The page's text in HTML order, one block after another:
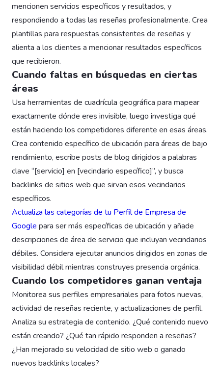
mencionen servicios específicos y resultados, y
respondiendo a todas las reseñas profesionalmente. Crea
plantillas para respuestas consistentes de reseñas y
alienta a los clientes a mencionar resultados específicos
que recibieron.
Cuando faltas en búsquedas en ciertas
áreas
Usa herramientas de cuadrícula geográfica para mapear
exactamente dónde eres invisible, luego investiga qué
están haciendo los competidores diferente en esas áreas.
Crea contenido específico de ubicación para áreas de bajo
rendimiento, escribe posts de blog dirigidos a palabras
clave “[servicio] en [vecindario específico]”, y busca
backlinks de sitios web que sirvan esos vecindarios
específicos.
Actualiza las categorías de tu Perfil de Empresa de
Google para ser más específicas de ubicación y añade
descripciones de área de servicio que incluyan vecindarios
débiles. Considera ejecutar anuncios dirigidos en zonas de
visibilidad débil mientras construyes presencia orgánica.
Cuando los competidores ganan ventaja
Monitorea sus perfiles empresariales para fotos nuevas,
actividad de reseñas reciente, y actualizaciones de perfil.
Analiza su estrategia de contenido. ¿Qué contenido nuevo
están creando? ¿Qué tan rápido responden a reseñas?
¿Han mejorado su velocidad de sitio web o ganado
nuevos backlinks locales?